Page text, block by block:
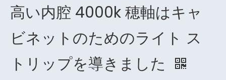
高い内腔 4000k 穂軸はキャ
ビネットのためのライト ス
トリップを導きました